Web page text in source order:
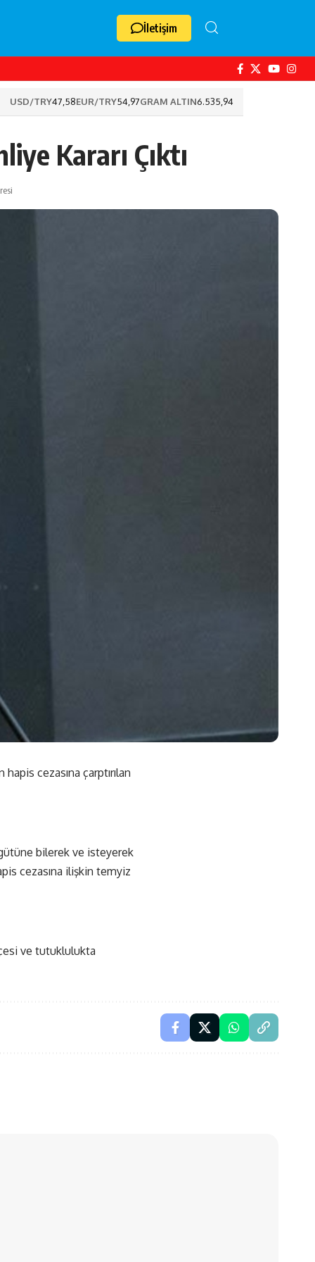
İletişim
USD/TRY47,58EUR/TRY54,97GRAM ALTIN6.535,94
Kararı Çıktı
cezasına çarptırılan
bilerek ve isteyerek
cezasına ilişkin temyiz
ve tutuklulukta